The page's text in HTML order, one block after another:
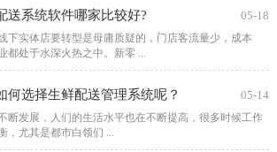
送系统软件哪家比较好? 05-18
下实体店要转型是母庸质疑的，门店客流量少，成本
都处于水深火热之中。新零 ...
何选择生鲜配送管理系统呢？ 05-14
断发展，人们的生活水平也在不断提高，很多时候工作
，尤其是都市白领们 ...